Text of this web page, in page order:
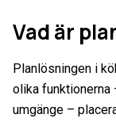
Vad är
Planlösningen i
olika funktionerna
umgänge –